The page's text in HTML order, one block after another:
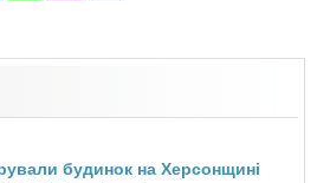
будинок на Херсонщині